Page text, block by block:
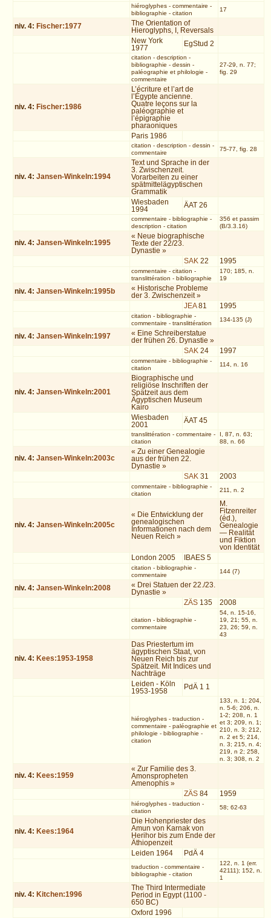
hiéroglyphes- commentaire -
bibliographie - citation
17
niv. 4: Fischer:1977
The Orientation of
Hieroglyphs, I, Reversals
New York
1977
EgStud 2
citation - description -
bibliographie - dessin -
paléographie et philologie -
commentaire
27-29, n. 77;
fig. 29
niv. 4: Fischer:1986
L’écriture et l’art de
l’Égypte ancienne.
Quatre leçons sur la
paléographie et
l’épigraphie
pharaoniques
Paris 1986
citation - description - dessin -
commentaire
75-77, fig. 28
niv. 4:Jansen-Winkeln:1994
Text und Sprache in der
3. Zwischenzeit.
Vorarbeiten zu einer
spätmittelägyptischen
Grammatik
Wiesbaden
1994
ÄAT 26
commentaire - bibliographie -
description - citation
356 et passim
(B/3.3.16)
niv. 4:Jansen-Winkeln:1995
« Neue biographische
Texte der 22/23.
Dynastie »
SAK 22 1995
commentaire - citation -
translittération - bibliographie
170; 185, n.
19
niv. 4:Jansen-Winkeln:1995b
« Historische Probleme
der 3. Zwischenzeit »
JEA81 1995
citation - bibliographie -
commentaire - translittération
134-135 (J)
niv. 4:Jansen-Winkeln:1997
« Eine Schreiberstatue
der frühen 26. Dynastie »
SAK 24 1997
commentaire - bibliographie -
citation
114, n. 16
niv. 4:Jansen-Winkeln:2001
Biographische und
religiöse Inschriften der
Spätzeit aus dem
Ägyptischen Museum
Kairo
Wiesbaden
2001
ÄAT 45
translittération - commentaire -
citation
I, 87, n. 63;
88, n. 66
niv. 4:Jansen-Winkeln:2003c
« Zu einer Genealogie
aus der frühen 22.
Dynastie »
SAK 31 2003
commentaire - bibliographie -
citation
211, n. 2
niv. 4:Jansen-Winkeln:2005c
« Die Entwicklung der
genealogischen
Informationen nach dem
Neuen Reich »
M.
Fitzenreiter
(éd.),
Genealogie
— Realität
und Fiktion
von Identität
London 2005
IBAES 5
citation - bibliographie -
commentaire
144 (7)
niv. 4:Jansen-Winkeln:2008
« Drei Statuen der 22./23.
Dynastie »
ZÄS 135 2008
citation - bibliographie -
commentaire
54, n. 15-16,
19, 21; 55, n.
23, 26; 59, n.
43
niv. 4: Kees:1953-1958
Das Priestertum im
ägyptischen Staat, von
Neuen Reich bis zur
Spätzeit. Mit Indices und
Nachträge
Leiden - Köln
1953-1958
PdÄ 1 1
hiéroglyphes- traduction -
commentaire - paléographie et
philologie - bibliographie -
citation
133, n. 1; 204,
n. 5-6; 206, n.
1-2; 208, n. 1
et 3; 209, n. 1;
210, n. 3; 212,
n. 2 et 5; 214,
n. 3; 215, n. 4;
219, n 2; 258,
n. 3; 308, n. 2
niv. 4: Kees:1959
« Zur Familie des 3.
Amonspropheten
Amenophis »
ZÄS 84 1959
hiéroglyphes- traduction -
citation
58; 62-63
niv. 4: Kees:1964
Die Hohenpriester des
Amun von Karnak von
Herihor bis zum Ende der
Äthiopenzeit
Leiden 1964
PdÄ 4
traduction - commentaire -
bibliographie - citation
122, n. 1 (err.
42111); 152, n.
1
niv. 4: Kitchen:1996
The Third Intermediate
Period in Egypt (1100 -
650 BC)
Oxford 1996